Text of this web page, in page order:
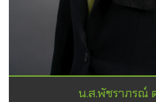
น.ส.พัชราภรณ์